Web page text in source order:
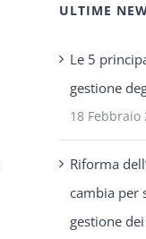
ULTIME
Le 5
gestione
18 Febbraio
Riforma
cambia per
gestione